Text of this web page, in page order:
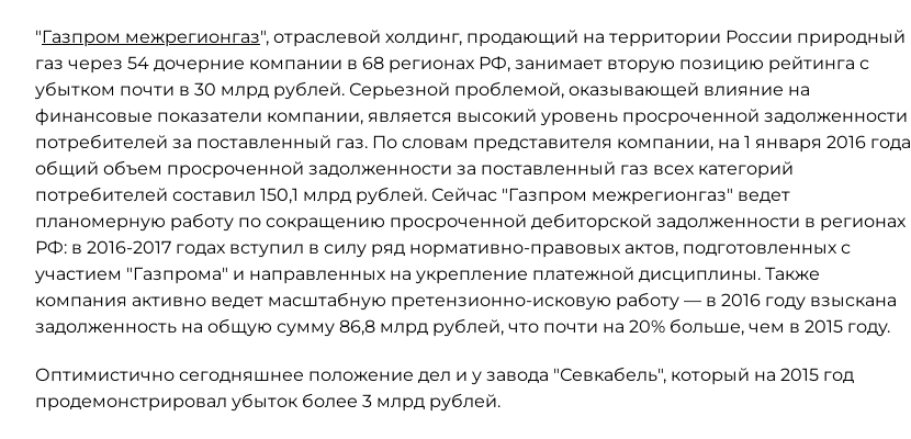
"Газпром межрегионгаз", отраслевой холдинг, продающий на территории России природный
газ через 54 дочерние компании в 68 регионах РФ, занимает вторую позицию рейтинга с
убытком почти в 30 млрд рублей. Серьезной проблемой, оказывающей влияние на
финансовые показатели компании, является высокий уровень просроченной задолженности
потребителей за поставленный газ. По словам представителя компании, на 1 января 2016 года
общий объем просроченной задолженности за поставленный газ всех категорий
потребителей составил 150,1 млрд рублей. Сейчас "Газпром межрегионгаз" ведет
планомерную работу по сокращению просроченной дебиторской задолженности в регионах
РФ: в 2016-2017 годах вступил в силу ряд нормативно-правовых актов, подготовленных с
участием "Газпрома" и направленных на укрепление платежной дисциплины. Также
компания активно ведет масштабную претензионно-исковую работу — в 2016 году взыскана
задолженность на общую сумму 86,8 млрд рублей, что почти на 20% больше, чем в 2015 году.
Оптимистично сегодняшнее положение дел и у завода "Севкабель", который на 2015 год
продемонстрировал убыток более 3 млрд рублей.